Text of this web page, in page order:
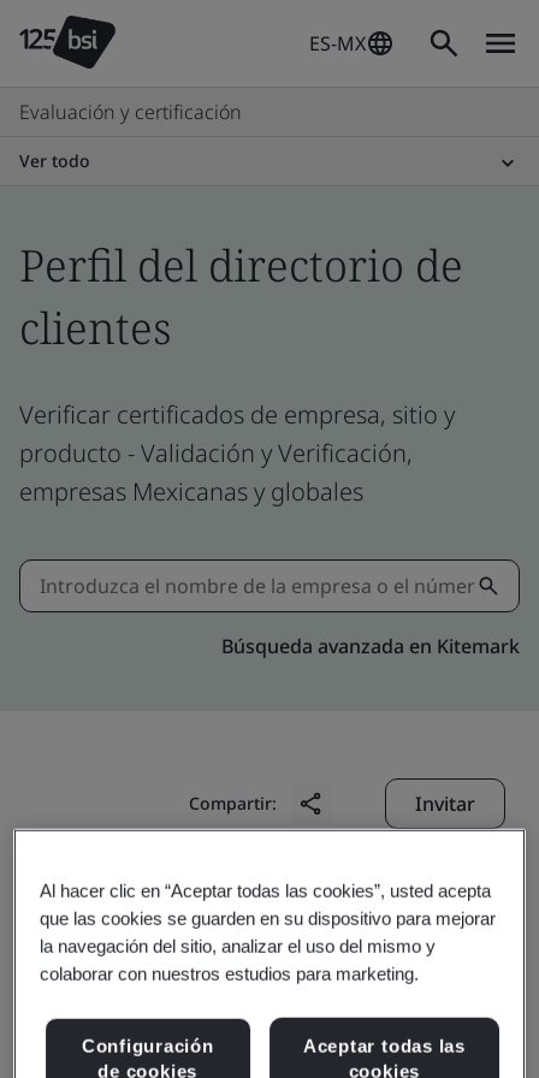
ES-MX
Evaluación y certificación
Ver todo
Perfil del directorio de
clientes
Verificar certificados de empresa, sitio y
producto - Validación y Verificación,
empresas Mexicanas y globales
Búsqueda avanzada en Kitemark
Compartir: Invitar
Chongqing Transmission
Al hacer clic en “Aceptar todas las cookies”, usted acepta
que las cookies se guarden en su dispositivo para mejorar
la navegación del sitio, analizar el uso del mismo y
colaborar con nuestros estudios para marketing.
Configuración
de cookies
Aceptar todas las
cookies